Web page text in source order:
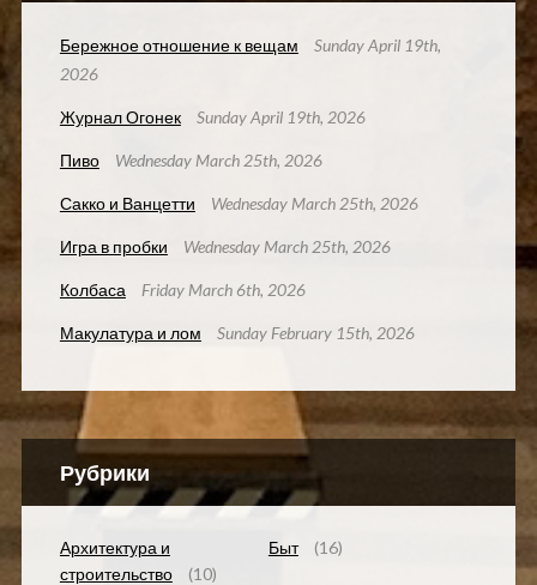
Бережное отношение к вещам
Sunday April 19th,
2026
Журнал Огонек Sunday April 19th, 2026
Пиво Wednesday March 25th, 2026
Сакко и Ванцетти Wednesday March 25th, 2026
Игра в пробки Wednesday March 25th, 2026
Колбаса Friday March 6th, 2026
Макулатура и лом Sunday February 15th, 2026
Рубрики
Архитектура и
строительство
(10)
Быт (16)